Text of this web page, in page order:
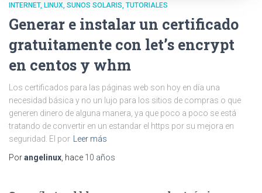
INTERNET LINUX SUNOS SOLARIS TUTORIALES
Generar e instalar un certificado
gratuitamente con let’s encrypt
en centos y whm
Los certificados para las páginas web son hoy en día una
necesidad básica y no un lujo para los sitios de compras o que
generen dinero de alguna manera, ya que poco a poco se está
tratando de convertir en un estandar el https por su mejora en
seguridad. El por
Leer más
Porangelinux , hace 10 años